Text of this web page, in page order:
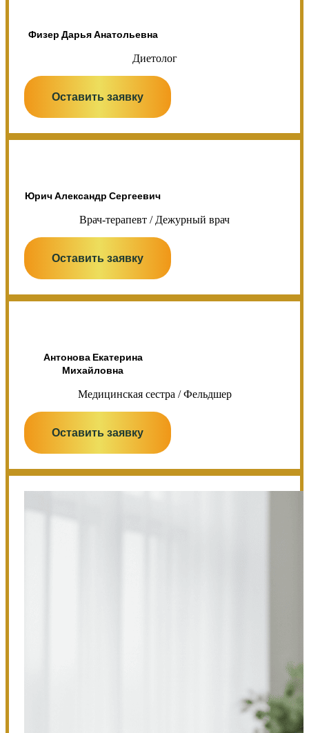
Физер Дарья Анатольевна
Диетолог
Оставить заявку
Юрич Александр Сергеевич
Врач-терапевт / Дежурный врач
Оставить заявку
Антонова Екатерина
Михайловна
Медицинская сестра / Фельдшер
Оставить заявку